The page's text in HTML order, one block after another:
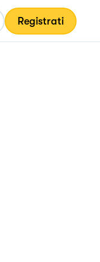
Registrati